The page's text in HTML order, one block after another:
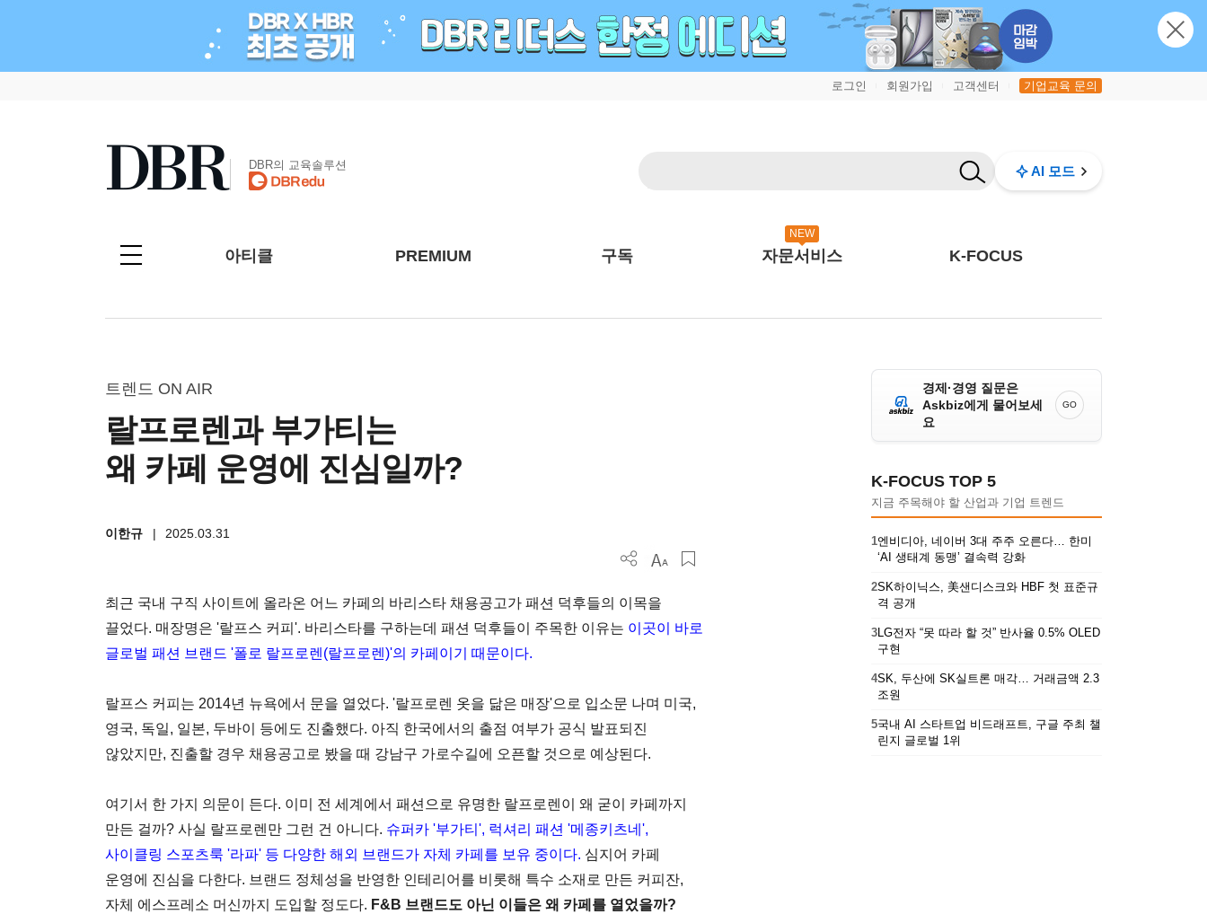
로그인 회원가입 고객센터 기업교육 문의
DBR의 교육솔루션 AI 모드
아티클 PREMIUM 구독
NEW
자문서비스 K-FOCUS
트렌드 ON AIR
랄프로렌과 부가티는
왜 카페 운영에 진심일까?
이한규 | 2025.03.31
최근 국내 구직 사이트에 올라온 어느 카페의 바리스타 채용공고가 패션 덕후들의 이목을
끌었다. 매장명은 '랄프스 커피'. 바리스타를 구하는데 패션 덕후들이 주목한 이유는 이곳이 바로
글로벌 패션 브랜드 '폴로 랄프로렌(랄프로렌)'의 카페이기 때문이다.
랄프스 커피는 2014년 뉴욕에서 문을 열었다. '랄프로렌 옷을 닮은 매장'으로 입소문 나며 미국,
영국, 독일, 일본, 두바이 등에도 진출했다. 아직 한국에서의 출점 여부가 공식 발표되진
않았지만, 진출할 경우 채용공고로 봤을 때 강남구 가로수길에 오픈할 것으로 예상된다.
여기서 한 가지 의문이 든다. 이미 전 세계에서 패션으로 유명한 랄프로렌이 왜 굳이 카페까지
만든 걸까? 사실 랄프로렌만 그런 건 아니다. 슈퍼카 '부가티', 럭셔리 패션 '메종키츠네',
사이클링 스포츠룩 '라파' 등 다양한 해외 브랜드가 자체 카페를 보유 중이다. 심지어 카페
운영에 진심을 다한다. 브랜드 정체성을 반영한 인테리어를 비롯해 특수 소재로 만든 커피잔,
자체 에스프레소 머신까지 도입할 정도다. F&B 브랜드도 아닌 이들은 왜 카페를 열었을까?
경제·경영 질문은
Askbiz에게 물어보세
요
GO
K-FOCUS TOP 5
지금 주목해야 할 산업과 기업 트렌드
1엔비디아, 네이버 3대 주주 오른다… 한미
‘AI 생태계 동맹’ 결속력 강화
2SK하이닉스, 美샌디스크와 HBF 첫 표준규
격 공개
3LG전자 “못 따라 할 것” 반사율 0.5% OLED
구현
4SK, 두산에 SK실트론 매각… 거래금액 2.3
조원
5국내 AI 스타트업 비드래프트, 구글 주최 챌
린지 글로벌 1위